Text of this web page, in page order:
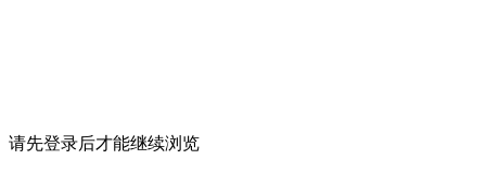
请先登录后才能继续浏览